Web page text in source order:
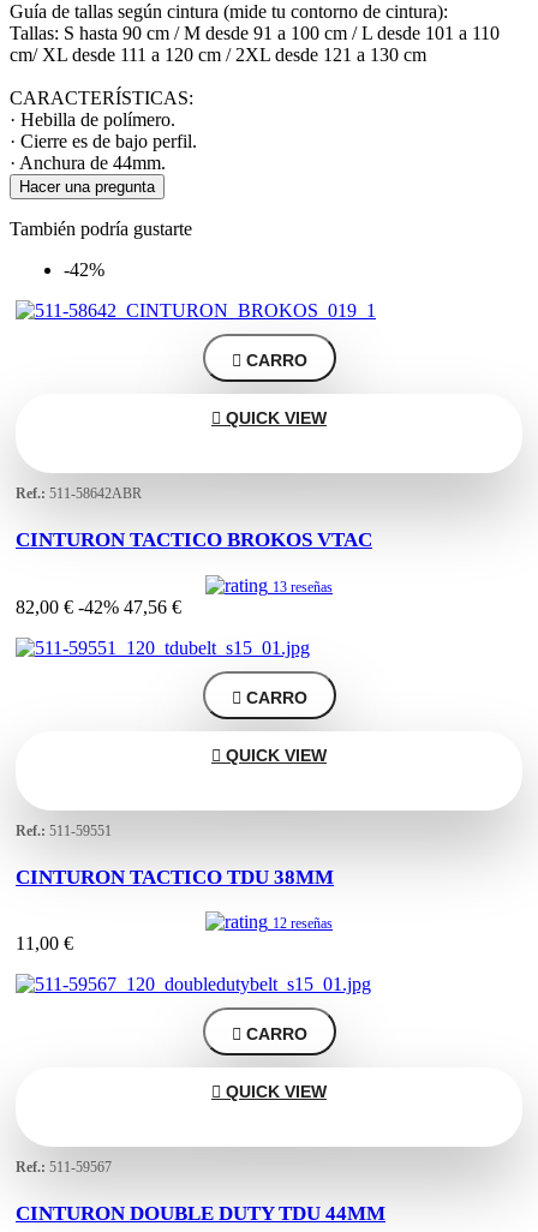
Guía de tallas según cintura (mide tu contorno de cintura):
Tallas: S hasta 90 cm / M desde 91 a 100 cm / L desde 101 a 110
cm/ XL desde 111 a 120 cm / 2XL desde 121 a 130 cm
CARACTERÍSTICAS:
· Hebilla de polímero.
· Cierre es de bajo perfil.
· Anchura de 44mm.
Hacer una pregunta
También podría gustarte
-42%
 CARRO
 QUICK VIEW
Ref.: 511-58642ABR
CINTURON TACTICO BROKOS VTAC
13 reseñas
82,00 € -42% 47,56 €
 CARRO
 QUICK VIEW
Ref.: 511-59551
CINTURON TACTICO TDU 38MM
12 reseñas
11,00 €
 CARRO
 QUICK VIEW
Ref.: 511-59567
CINTURON DOUBLE DUTY TDU 44MM